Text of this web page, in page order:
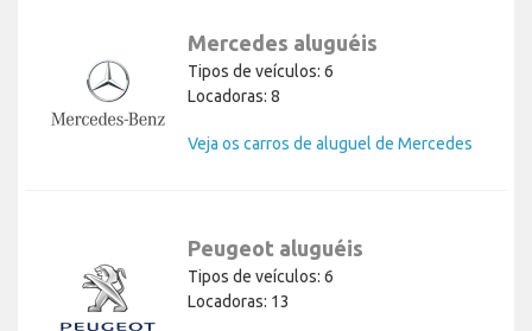
Mercedes aluguéis
Tipos de veículos: 6
Locadoras: 8
Veja os carros de aluguel de Mercedes
Peugeot aluguéis
Tipos de veículos: 6
Locadoras: 13